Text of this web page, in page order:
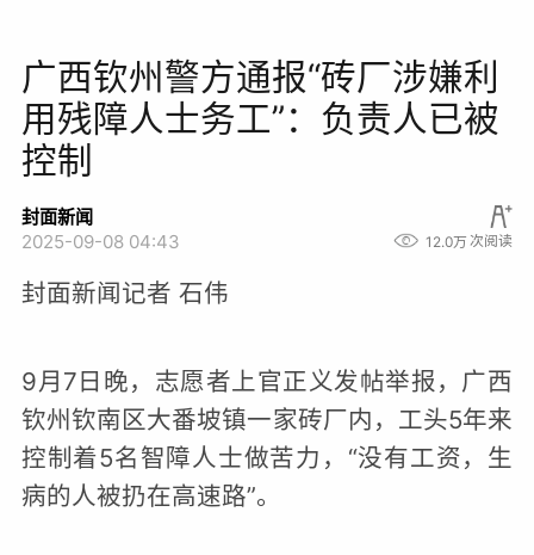
广西钦州警方通报“砖厂涉嫌利
用残障人士务工”：负责人已被
控制
封面新闻
2025-09-08 04:43
12.0万 次阅读
封面新闻记者 石伟
9月7日晚，志愿者上官正义发帖举报，广西
钦州钦南区大番坡镇一家砖厂内，工头5年来
控制着5名智障人士做苦力，“没有工资，生
病的人被扔在高速路”。